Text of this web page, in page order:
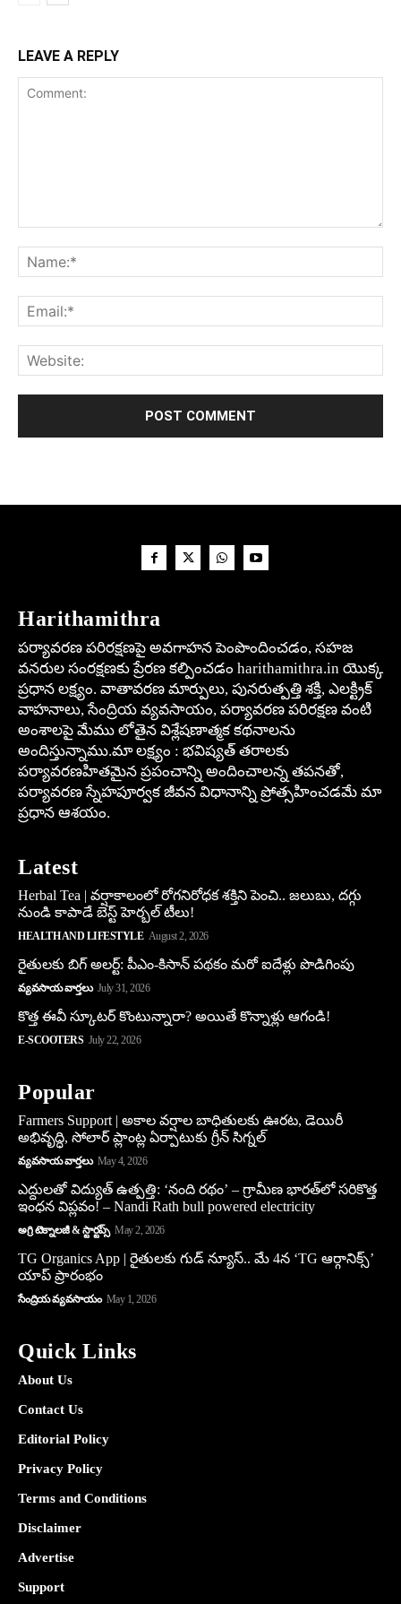
LEAVE A REPLY
Harithamithra
పర్యావరణ పరిరక్షణపై అవగాహన పెంపొందించడం, సహజ
వనరుల సంరక్షణకు ప్రేరణ కల్పించడం harithamithra.in యొక్క
ప్రధాన లక్ష్యం. వాతావరణ మార్పులు, పునరుత్పత్తి శక్తి, ఎలక్ట్రిక్
వాహనాలు, సేంద్రియ వ్యవసాయం, పర్యావరణ పరిరక్షణ వంటి
అంశాలపై మేము లోతైన విశ్లేషణాత్మక కథనాలను
అందిస్తున్నాము.మా లక్ష్యం : భవిష్యత్ తరాలకు
పర్యావరణహితమైన ప్రపంచాన్ని అందించాలన్న తపనతో,
పర్యావరణ స్నేహపూర్వక జీవన విధానాన్ని ప్రోత్సహించడమే మా
ప్రధాన ఆశయం.
Latest
Herbal Tea | వర్షాకాలంలో రోగనిరోధక శక్తిని పెంచి.. జలుబు, దగ్గు
నుండి కాపాడే బెస్ట్ హెర్బల్ టీలు!
HEALTH AND LIFESTYLE August 2, 2026
రైతులకు బిగ్ అలర్ట్: పీఎం-కిసాన్ పథకం మరో ఐదేళ్లు పొడిగింపు
వ్యవసాయ వార్తలు July 31, 2026
కొత్త ఈవీ స్కూట‌ర్ కొంటున్నారా? అయితే కొన్నాళ్లు ఆగండి!
E-SCOOTERS July 22, 2026
Popular
Farmers Support | అకాల వర్షాల బాధితులకు ఊరట, డెయిరీ
అభివృద్ధి, సోలార్ ప్లాంట్ల ఏర్పాటుకు గ్రీన్‌ సిగ్నల్
వ్యవసాయ వార్తలు May 4, 2026
ఎద్దులతో విద్యుత్ ఉత్పత్తి: ‘నంది రథం’ – గ్రామీణ భారత్‌లో సరికొత్త
ఇంధన విప్లవం! – Nandi Rath bull powered electricity
అగ్రి టెక్నాలజీ & స్టార్టప్స్ May 2, 2026
TG Organics App | రైతులకు గుడ్ న్యూస్.. మే 4న ‘TG ఆర్గానిక్స్’
యాప్ ప్రారంభం
సేంద్రియ వ్యవసాయం May 1, 2026
Quick Links
About Us
Contact Us
Editorial Policy
Privacy Policy
Terms and Conditions
Disclaimer
Advertise
Support